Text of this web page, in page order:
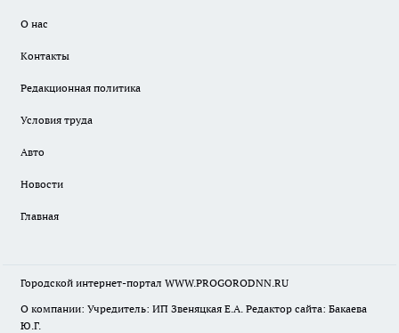
О нас
Контакты
Редакционная политика
Условия труда
Авто
Новости
Главная
Городской интернет-портал WWW.PROGORODNN.RU
О компании: Учредитель: ИП Звеняцкая Е.А. Редактор сайта: Бакаева
Ю.Г.